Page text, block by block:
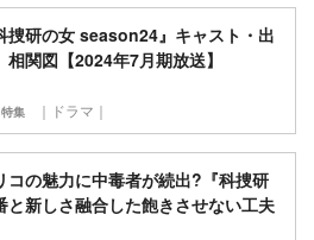
捜研の女 season24』キャスト・出
相関図【2024年7月期放送】
特集 ｜ドラマ｜
コの魅力に中毒者が続出?『科捜研
と新しさ融合した飽きさせない工夫